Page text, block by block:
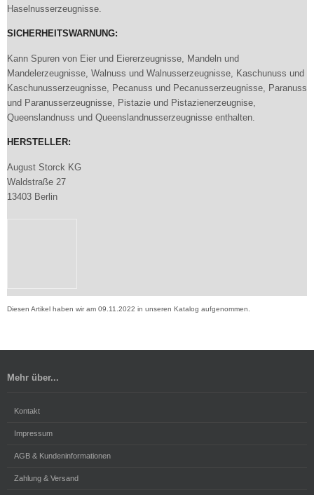
Haselnusserzeugnisse.
SICHERHEITSWARNUNG:
Kann Spuren von Eier und Eiererzeugnisse, Mandeln und
Mandelerzeugnisse, Walnuss und Walnusserzeugnisse, Kaschunuss und
Kaschunusserzeugnisse, Pecanuss und Pecanusserzeugnisse, Paranuss
und Paranusserzeugnisse, Pistazie und Pistazienerzeugnise,
Queenslandnuss und Queenslandnusserzeugnisse enthalten.
HERSTELLER:
August Storck KG
Waldstraße 27
13403 Berlin
Diesen Artikel haben wir am 09.11.2022 in unseren Katalog aufgenommen.
Mehr über...
Kontakt
Impressum
AGB & Kundeninformationen
Zahlung & Versand